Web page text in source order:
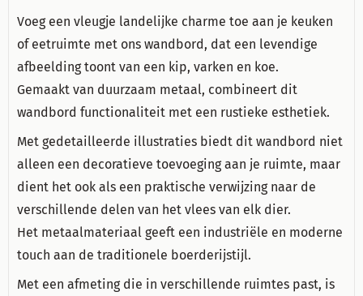
Voeg een vleugje landelijke charme toe aan je keuken
of eetruimte met ons wandbord, dat een levendige
afbeelding toont van een kip, varken en koe.
Gemaakt van duurzaam metaal, combineert dit
wandbord functionaliteit met een rustieke esthetiek.
Met gedetailleerde illustraties biedt dit wandbord niet
alleen een decoratieve toevoeging aan je ruimte, maar
dient het ook als een praktische verwijzing naar de
verschillende delen van het vlees van elk dier.
Het metaalmateriaal geeft een industriële en moderne
touch aan de traditionele boerderijstijl.
Met een afmeting die in verschillende ruimtes past, is